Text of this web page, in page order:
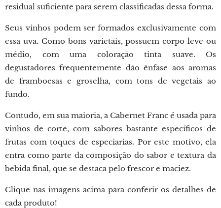
residual suficiente para serem classificadas dessa forma.
Seus vinhos podem ser formados exclusivamente com
essa uva. Como bons varietais, possuem corpo leve ou
médio, com uma coloração tinta suave. Os
degustadores frequentemente dão ênfase aos aromas
de framboesas e groselha, com tons de vegetais ao
fundo.
Contudo, em sua maioria, a Cabernet Franc é usada para
vinhos de corte, com sabores bastante específicos de
frutas com toques de especiarias. Por este motivo, ela
entra como parte da composição do sabor e textura da
bebida final, que se destaca pelo frescor e maciez.
Clique nas imagens acima para conferir os detalhes de
cada produto!